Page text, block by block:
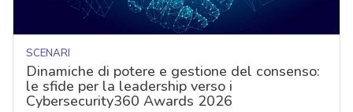
SCENARI
Dinamiche di potere e gestione del consenso:
le sfide per la leadership verso i
Cybersecurity360 Awards 2026